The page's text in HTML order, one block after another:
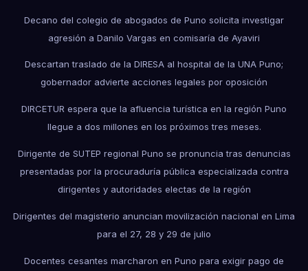
Decano del colegio de abogados de Puno solicita investigar
agresión a Danilo Vargas en comisaría de Ayaviri
Descartan traslado de la DIRESA al hospital de la UNA Puno;
gobernador advierte acciones legales por oposición
DIRCETUR espera que la afluencia turística en la región Puno
llegue a dos millones en los próximos tres meses.
Dirigente de SUTEP regional Puno se pronuncia tras denuncias
presentadas por la procuraduría pública especializada contra
dirigentes y autoridades electas de la región
Dirigentes del magisterio anuncian movilización nacional en Lima
para el 27, 28 y 29 de julio
Docentes cesantes marcharon en Puno para exigir pago de